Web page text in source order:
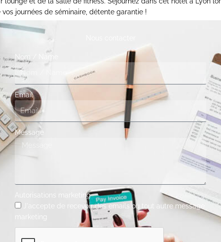
vos journées de séminaire, détente garantie !
Nom / Name
Email
Message
Autorisations marketing
J'accepte de recevoir des emails ou tout autre message
marketing